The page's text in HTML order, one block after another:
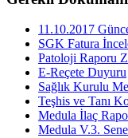
11.10.2017
SGK Fatura
Patoloji Raporu
E-Reçete Duyuru
Sağlık Kurulu
Teşhis ve Tanı
Medula İlaç
Medula V.3.